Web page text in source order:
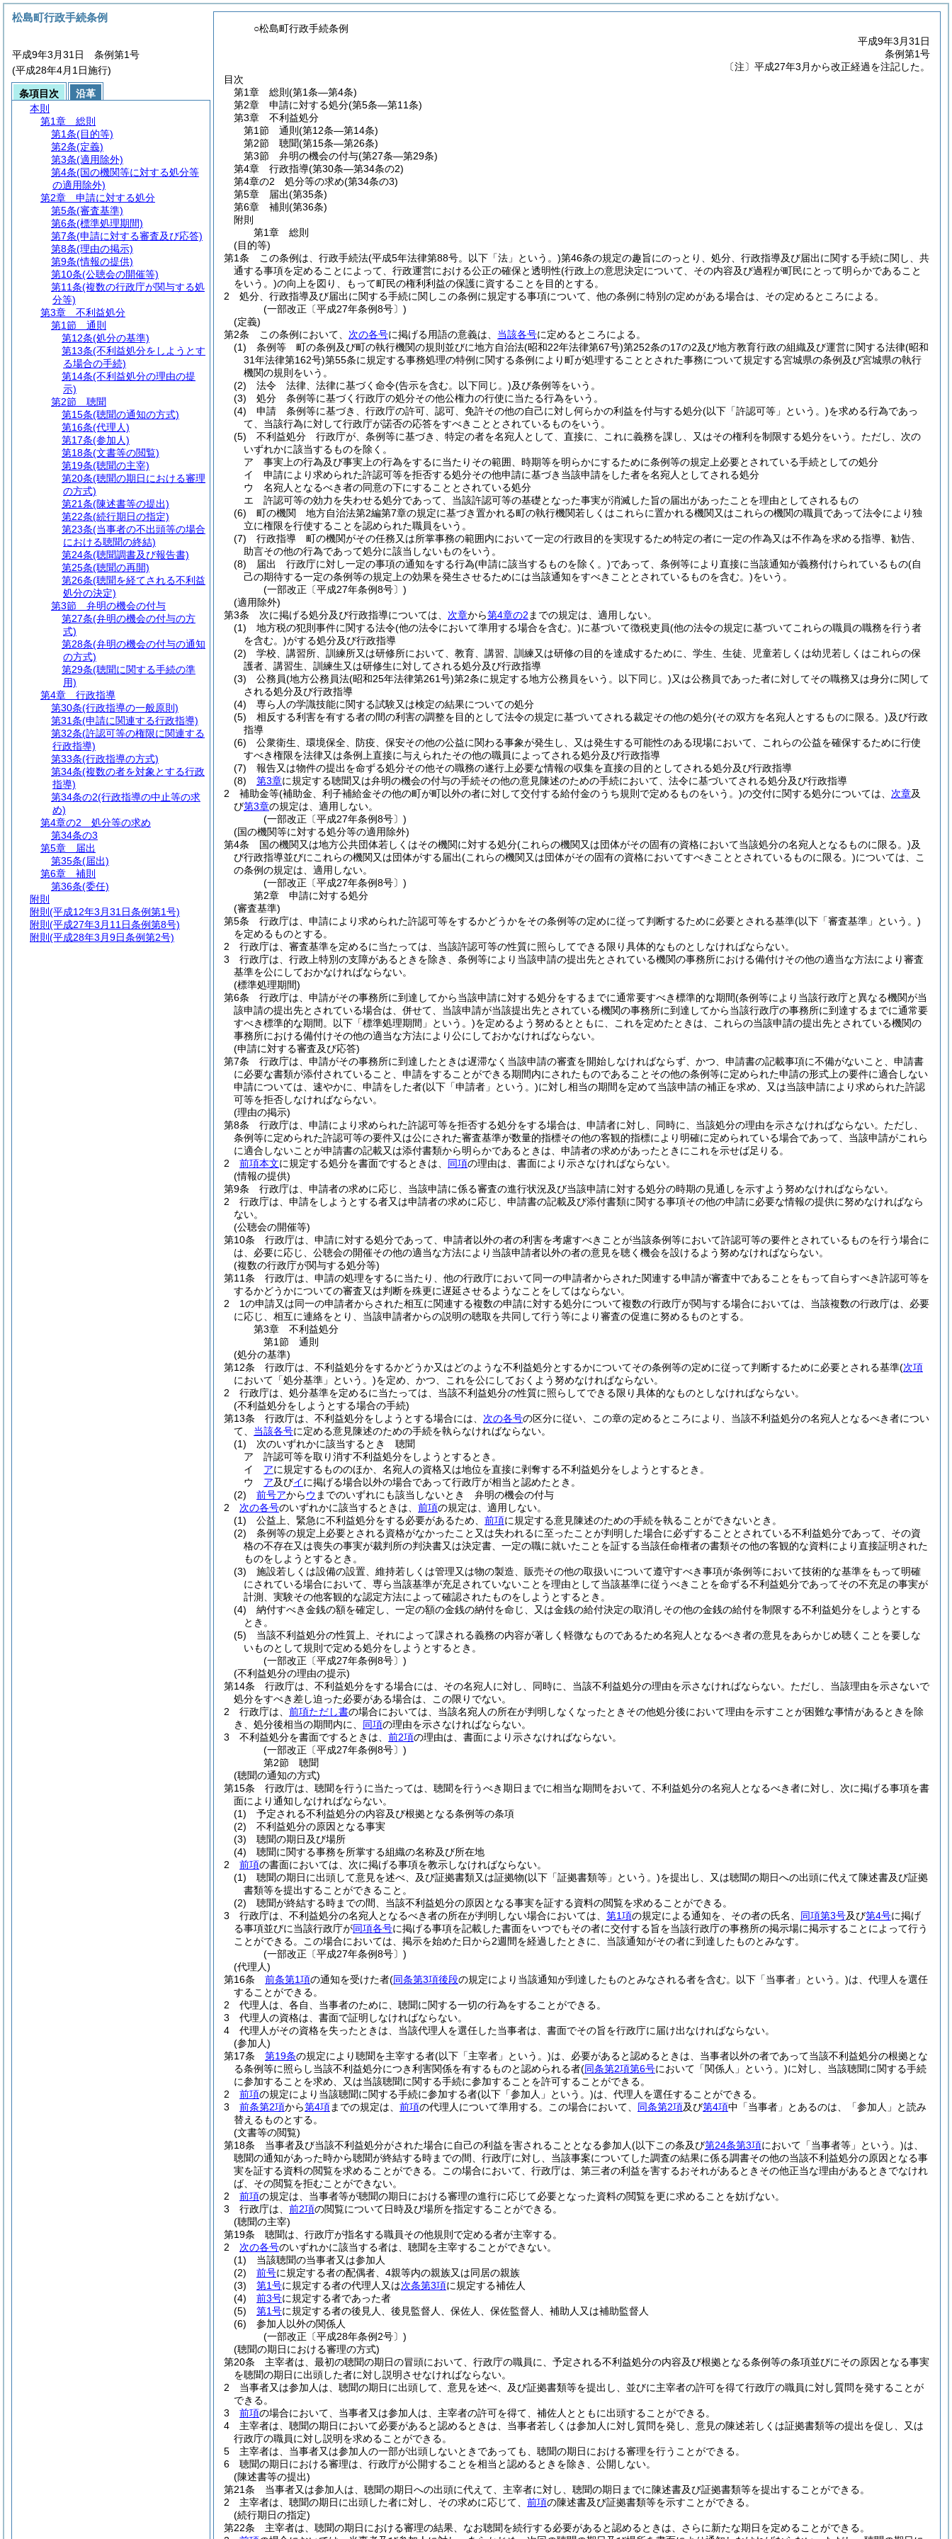
○松島町行政手続条例
平成9年3月31日
条例第1号
〔注〕平成27年3月から改正経過を注記した。
目次
第1章
総則 (第1条―第4条)
第2章
申請に対する処分(第5条―第11条)
第3章
不利益処分
第1節
通則 (第12条―第14条)
第2節
聴聞(第15条―第26条)
第3節
弁明の機会の付与(第27条―第29条)
第4章
行政指導(第30条―第34条の2)
第4章の2
処分等の求め(第34条の3)
第5章
届出(第35条)
第6章
補則 (第36条)
附則
第1章
総則
(目的等)
第1条
この条例は、行政手続法(平成5年法律第88号。以下「法」という。)第46条の規定の趣旨にのっとり、処分、行政指導及び届出に関する手続に関し、共
通する事項を定めることによって、行政運営における公正の確保と透明性(行政上の意思決定について、その内容及び過程が町民にとって明らかであること
をいう。)の向上を図り、もって町民の権利利益の保護に資することを目的とする。
2
処分、行政指導及び届出に関する手続に関しこの条例に規定する事項について、他の条例に特別の定めがある場合は、その定めるところによる。
(一部改正〔平成27年条例8号〕)
(定義)
第2条
この条例において、 次の各号に掲げる用語の意義は、 当該各号に定めるところによる。
(1)
条例等 町の条例及び町の執行機関の規則並びに地方自治法(昭和22年法律第67号)第252条の17の2及び地方教育行政の組織及び運営に関する法律(昭和
31年法律第162号)第55条に規定する事務処理の特例に関する条例により町が処理することとされた事務について規定する宮城県の条例及び宮城県の執行
機関の規則をいう。
(2)
法令 法律、法律に基づく命令(告示を含む。以下同じ。)及び条例等をいう。
(3)
処分 条例等に基づく行政庁の処分その他公権力の行使に当たる行為をいう。
(4)
申請 条例等に基づき、行政庁の許可、認可、免許その他の自己に対し何らかの利益を付与する処分(以下「許認可等」という。)を求める行為であっ
て、当該行為に対して行政庁が諾否の応答をすべきこととされているものをいう。
(5)
不利益処分 行政庁が、条例等に基づき、特定の者を名宛人として、直接に、これに義務を課し、又はその権利を制限する処分をいう。 ただし、次の
いずれかに該当するものを除く。
ア
事実上の行為及び事実上の行為をするに当たりその範囲、時期等を明らかにするために条例等の規定上必要とされている手続としての処分
イ
申請により求められた許認可等を拒否する処分その他申請に基づき当該申請をした者を名宛人としてされる処分
ウ
名宛人となるべき者の同意の下にすることとされている処分
エ
許認可等の効力を失わせる処分であって、当該許認可等の基礎となった事実が消滅した旨の届出があったことを理由としてされるもの
(6)
町の機関 地方自治法第2編第7章の規定に基づき置かれる町の執行機関若しくはこれらに置かれる機関又はこれらの機関の職員であって法令により独
立に権限を行使することを認められた職員をいう。
(7)
行政指導 町の機関がその任務又は所掌事務の範囲内において一定の行政目的を実現するため特定の者に一定の作為又は不作為を求める指導、勧告、
助言その他の行為であって処分に該当しないものをいう。
(8)
届出 行政庁に対し一定の事項の通知をする行為(申請に該当するものを除く。)であって、条例等により直接に当該通知が義務付けられているもの(自
己の期待する一定の条例等の規定上の効果を発生させるためには当該通知をすべきこととされているものを含む。)をいう。
(一部改正〔平成27年条例8号〕)
(適用除外)
第3条
次に掲げる処分及び行政指導については、 次章から第4章の2 までの規定は、適用しない。
(1)
地方税の犯則事件に関する法令(他の法令において準用する場合を含む。)に基づいて徴税吏員(他の法令の規定に基づいてこれらの職員の職務を行う者
を含む。)がする処分及び行政指導
(2)
学校、講習所、訓練所又は研修所において、教育、講習、訓練又は研修の目的を達成するために、学生、生徒、児童若しくは幼児若しくはこれらの保
護者、講習生、訓練生又は研修生に対してされる処分及び行政指導
(3)
公務員(地方公務員法(昭和25年法律第261号)第2条に規定する地方公務員をいう。以下同じ。)又は公務員であった者に対してその職務又は身分に関して
される処分及び行政指導
(4)
専ら人の学識技能に関する試験又は検定の結果についての処分
(5)
相反する利害を有する者の間の利害の調整を目的として法令の規定に基づいてされる裁定その他の処分(その双方を名宛人とするものに限る。)及び行政
指導
(6)
公衆衛生、環境保全、防疫、保安その他の公益に関わる事象が発生し、又は発生する可能性のある現場において、これらの公益を確保するために行使
すべき権限を法律又は条例上直接に与えられたその他の職員によってされる処分及び行政指導
(7)
報告又は物件の提出を命ずる処分その他その職務の遂行上必要な情報の収集を直接の目的としてされる処分及び行政指導
(8)
第3章に規定する聴聞又は弁明の機会の付与の手続その他の意見陳述のための手続において、法令に基づいてされる処分及び行政指導
2
補助金等(補助金、利子補給金その他の町が町以外の者に対して交付する給付金のうち規則で定めるものをいう。)の交付に関する処分については、 次章及
び第3章の規定は、適用しない。
(一部改正〔平成27年条例8号〕)
(国の機関等に対する処分等の適用除外)
第4条
国の機関又は地方公共団体若しくはその機関に対する処分(これらの機関又は団体がその固有の資格において当該処分の名宛人となるものに限る。)及
び行政指導並びにこれらの機関又は団体がする届出(これらの機関又は団体がその固有の資格においてすべきこととされているものに限る。)については、こ
の条例の規定は、適用しない。
(一部改正〔平成27年条例8号〕)
第2章
申請に対する処分
(審査基準)
第5条
行政庁は、申請により求められた許認可等をするかどうかをその条例等の定めに従って判断するために必要とされる基準(以下「審査基準」という。)
を定めるものとする。
2
行政庁は、審査基準を定めるに当たっては、当該許認可等の性質に照らしてできる限り具体的なものとしなければならない。
3
行政庁は、行政上特別の支障があるときを除き、条例等により当該申請の提出先とされている機関の事務所における備付けその他の適当な方法により審査
基準を公にしておかなければならない。
(標準処理期間)
第6条
行政庁は、申請がその事務所に到達してから当該申請に対する処分をするまでに通常要すべき標準的な期間(条例等により当該行政庁と異なる機関が当
該申請の提出先とされている場合は、併せて、当該申請が当該提出先とされている機関の事務所に到達してから当該行政庁の事務所に到達するまでに通常要
すべき標準的な期間。以下「標準処理期間」という。)を定めるよう努めるとともに、これを定めたときは、これらの当該申請の提出先とされている機関の
事務所における備付けその他の適当な方法により公にしておかなければならない。
(申請に対する審査及び応答)
第7条
行政庁は、申請がその事務所に到達したときは遅滞なく当該申請の審査を開始しなければならず、かつ、申請書の記載事項に不備がないこと、申請書
に必要な書類が添付されていること、申請をすることができる期間内にされたものであることその他の条例等に定められた申請の形式上の要件に適合しない
申請については、速やかに、申請をした者(以下「申請者」という。)に対し相当の期間を定めて当該申請の補正を求め、又は当該申請により求められた許認
可等を拒否しなければならない。
(理由の掲示)
第8条
行政庁は、申請により求められた許認可等を拒否する処分をする場合は、申請者に対し、同時に、当該処分の理由を示さなければならない。 ただし、
条例等に定められた許認可等の要件又は公にされた審査基準が数量的指標その他の客観的指標により明確に定められている場合であって、当該申請がこれら
に適合しないことが申請書の記載又は添付書類から明らかであるときは、申請者の求めがあったときにこれを示せば足りる。
2
前項本文に規定する処分を書面でするときは、 同項の理由は、書面により示さなければならない。
(情報の提供)
第9条
行政庁は、申請者の求めに応じ、当該申請に係る審査の進行状況及び当該申請に対する処分の時期の見通しを示すよう努めなければならない。
2
行政庁は、申請をしようとする者又は申請者の求めに応じ、申請書の記載及び添付書類に関する事項その他の申請に必要な情報の提供に努めなければなら
ない。
(公聴会の開催等)
第10条
行政庁は、申請に対する処分であって、申請者以外の者の利害を考慮すべきことが当該条例等において許認可等の要件とされているものを行う場合に
は、必要に応じ、公聴会の開催その他の適当な方法により当該申請者以外の者の意見を聴く機会を設けるよう努めなければならない。
(複数の行政庁が関与する処分等)
第11条
行政庁は、申請の処理をするに当たり、他の行政庁において同一の申請者からされた関連する申請が審査中であることをもって自らすべき許認可等を
するかどうかについての審査又は判断を殊更に遅延させるようなことをしてはならない。
2
1の申請又は同一の申請者からされた相互に関連する複数の申請に対する処分について複数の行政庁が関与する場合においては、当該複数の行政庁は、必要
に応じ、相互に連絡をとり、当該申請者からの説明の聴取を共同して行う等により審査の促進に努めるものとする。
第3章
不利益処分
第1節
通則
(処分の基準)
第12条
行政庁は、不利益処分をするかどうか又はどのような不利益処分とするかについてその条例等の定めに従って判断するために必要とされる基準(次項
において「処分基準」という。)を定め、かつ、これを公にしておくよう努めなければならない。
2
行政庁は、処分基準を定めるに当たっては、当該不利益処分の性質に照らしてできる限り具体的なものとしなければならない。
(不利益処分をしようとする場合の手続)
第13条
行政庁は、不利益処分をしようとする場合には、 次の各号の区分に従い、この章の定めるところにより、当該不利益処分の名宛人となるべき者につい
て、 当該各号に定める意見陳述のための手続を執らなければならない。
(1)
次のいずれかに該当するとき 聴聞
ア
許認可等を取り消す不利益処分をしようとするとき。
イ
アに規定するもののほか、名宛人の資格又は地位を直接に剥奪する不利益処分をしようとするとき。
ウ
ア及びイに掲げる場合以外の場合であって行政庁が相当と認めたとき。
(2)
前号アからウ までのいずれにも該当しないとき 弁明の機会の付与
2
次の各号のいずれかに該当するときは、 前項の規定は、適用しない。
(1)
公益上、緊急に不利益処分をする必要があるため、 前項に規定する意見陳述のための手続を執ることができないとき。
(2)
条例等の規定上必要とされる資格がなかったこと又は失われるに至ったことが判明した場合に必ずすることとされている不利益処分であって、その資
格の不存在又は喪失の事実が裁判所の判決書又は決定書、一定の職に就いたことを証する当該任命権者の書類その他の客観的な資料により直接証明された
ものをしようとするとき。
(3)
施設若しくは設備の設置、維持若しくは管理又は物の製造、販売その他の取扱いについて遵守すべき事項が条例等において技術的な基準をもって明確
にされている場合において、専ら当該基準が充足されていないことを理由として当該基準に従うべきことを命ずる不利益処分であってその不充足の事実が
計測、実験その他客観的な認定方法によって確認されたものをしようとするとき。
(4)
納付すべき金銭の額を確定し、一定の額の金銭の納付を命じ、又は金銭の給付決定の取消しその他の金銭の給付を制限する不利益処分をしようとする
とき。
(5)
当該不利益処分の性質上、それによって課される義務の内容が著しく軽微なものであるため名宛人となるべき者の意見をあらかじめ聴くことを要しな
いものとして規則で定める処分をしようとするとき。
(一部改正〔平成27年条例8号〕)
(不利益処分の理由の提示)
第14条
行政庁は、不利益処分をする場合には、その名宛人に対し、同時に、当該不利益処分の理由を示さなければならない。 ただし、当該理由を示さないで
処分をすべき差し迫った必要がある場合は、この限りでない。
2
行政庁は、 前項ただし書の場合においては、当該名宛人の所在が判明しなくなったときその他処分後において理由を示すことが困難な事情があるときを除
き、処分後相当の期間内に、 同項の理由を示さなければならない。
3
不利益処分を書面でするときは、 前2項の理由は、書面により示さなければならない。
(一部改正〔平成27年条例8号〕)
第2節
聴聞
(聴聞の通知の方式)
第15条
行政庁は、聴聞を行うに当たっては、聴聞を行うべき期日までに相当な期間をおいて、不利益処分の名宛人となるべき者に対し、次に掲げる事項を書
面により通知しなければならない。
(1)
予定される不利益処分の内容及び根拠となる条例等の条項
(2)
不利益処分の原因となる事実
(3)
聴聞の期日及び場所
(4)
聴聞に関する事務を所掌する組織の名称及び所在地
2
前項の書面においては、次に掲げる事項を教示しなければならない。
(1)
聴聞の期日に出頭して意見を述べ、及び証拠書類又は証拠物(以下「証拠書類等」という。)を提出し、又は聴聞の期日への出頭に代えて陳述書及び証拠
書類等を提出することができること。
(2)
聴聞が終結する時までの間、当該不利益処分の原因となる事実を証する資料の閲覧を求めることができる。
3
行政庁は、不利益処分の名宛人となるべき者の所在が判明しない場合においては、 第1項の規定による通知を、その者の氏名、 同項第3号及び第4号に掲げ
る事項並びに当該行政庁が同項各号に掲げる事項を記載した書面をいつでもその者に交付する旨を当該行政庁の事務所の掲示場に掲示することによって行う
ことができる。
この場合においては、掲示を始めた日から2週間を経過したときに、当該通知がその者に到達したものとみなす。
(一部改正〔平成27年条例8号〕)
(代理人)
第16条
前条第1項の通知を受けた者(同条第3項後段の規定により当該通知が到達したものとみなされる者を含む。以下「当事者」という。)は、代理人を選任
することができる。
2
代理人は、各自、当事者のために、聴聞に関する一切の行為をすることができる。
3
代理人の資格は、書面で証明しなければならない。
4
代理人がその資格を失ったときは、当該代理人を選任した当事者は、書面でその旨を行政庁に届け出なければならない。
(参加人)
第17条
第19条の規定により聴聞を主宰する者(以下「主宰者」という。)は、必要があると認めるときは、当事者以外の者であって当該不利益処分の根拠とな
る条例等に照らし当該不利益処分につき利害関係を有するものと認められる者(同条第2項第6号において「関係人」という。)に対し、当該聴聞に関する手続
に参加することを求め、又は当該聴聞に関する手続に参加することを許可することができる。
2
前項の規定により当該聴聞に関する手続に参加する者(以下「参加人」という。)は、代理人を選任することができる。
3
前条第2項から第4項までの規定は、 前項の代理人について準用する。 この場合において、 同条第2項及び第4項中「当事者」とあるのは、「参加人」と読み
替えるものとする。
(文書等の閲覧)
第18条
当事者及び当該不利益処分がされた場合に自己の利益を害されることとなる参加人(以下この条及び第24条第3項において「当事者等」という。)は、
聴聞の通知があった時から聴聞が終結する時までの間、行政庁に対し、当該事案についてした調査の結果に係る調書その他の当該不利益処分の原因となる事
実を証する資料の閲覧を求めることができる。
この場合において、行政庁は、第三者の利益を害するおそれがあるときその他正当な理由があるときでなけれ
ば、その閲覧を拒むことができない。
2
前項の規定は、当事者等が聴聞の期日における審理の進行に応じて必要となった資料の閲覧を更に求めることを妨げない。
3
行政庁は、 前2項の閲覧について日時及び場所を指定することができる。
(聴聞の主宰)
第19条
聴聞は、行政庁が指名する職員その他規則で定める者が主宰する。
2
次の各号のいずれかに該当する者は、聴聞を主宰することができない。
(1)
当該聴聞の当事者又は参加人
(2)
前号に規定する者の配偶者、4親等内の親族又は同居の親族
(3)
第1号に規定する者の代理人又は次条第3項に規定する補佐人
(4)
前3号に規定する者であった者
(5)
第1号に規定する者の後見人、後見監督人、保佐人、保佐監督人、補助人又は補助監督人
(6)
参加人以外の関係人
(一部改正〔平成28年条例2号〕)
(聴聞の期日における審理の方式)
第20条
主宰者は、最初の聴聞の期日の冒頭において、行政庁の職員に、予定される不利益処分の内容及び根拠となる条例等の条項並びにその原因となる事実
を聴聞の期日に出頭した者に対し説明させなければならない。
2
当事者又は参加人は、聴聞の期日に出頭して、意見を述べ、及び証拠書類等を提出し、並びに主宰者の許可を得て行政庁の職員に対し質問を発することが
できる。
3
前項の場合において、当事者又は参加人は、主宰者の許可を得て、補佐人とともに出頭することができる。
4
主宰者は、聴聞の期日において必要があると認めるときは、当事者若しくは参加人に対し質問を発し、意見の陳述若しくは証拠書類等の提出を促し、又は
行政庁の職員に対し説明を求めることができる。
5
主宰者は、当事者又は参加人の一部が出頭しないときであっても、聴聞の期日における審理を行うことができる。
6
聴聞の期日における審理は、行政庁が公開することを相当と認めるときを除き、公開しない。
(陳述書等の提出)
第21条
当事者又は参加人は、聴聞の期日への出頭に代えて、主宰者に対し、聴聞の期日までに陳述書及び証拠書類等を提出することができる。
2
主宰者は、聴聞の期日に出頭した者に対し、その求めに応じて、 前項の陳述書及び証拠書類等を示すことができる。
(続行期日の指定)
第22条
主宰者は、聴聞の期日における審理の結果、なお聴聞を続行する必要があると認めるときは、さらに新たな期日を定めることができる。
松島町行政手続条例
平成9年3月31日 条例第1号
(平成28年4月1日施行)
条項目次
沿革
本則
第1章
総則
第1条(目的等)
第2条(定義)
第3条(適用除外)
第4条(国の機関等に対する処分等
の適用除外)
第2章
申請に対する処分
第5条(審査基準)
第6条(標準処理期間)
第7条(申請に対する審査及び応答)
第8条(理由の掲示)
第9条(情報の提供)
第10条(公聴会の開催等)
第11条(複数の行政庁が関与する処
分等)
第3章
不利益処分
第1節
通則
第12条(処分の基準)
第13条(不利益処分をしようとす
る場合の手続)
第14条(不利益処分の理由の提
示)
第2節
聴聞
第15条(聴聞の通知の方式)
第16条(代理人)
第17条(参加人)
第18条(文書等の閲覧)
第19条(聴聞の主宰)
第20条(聴聞の期日における審理
の方式)
第21条(陳述書等の提出)
第22条(続行期日の指定)
第23条(当事者の不出頭等の場合
における聴聞の終結)
第24条(聴聞調書及び報告書)
第25条(聴聞の再開)
第26条(聴聞を経てされる不利益
処分の決定)
第3節
弁明の機会の付与
第27条(弁明の機会の付与の方
式)
第28条(弁明の機会の付与の通知
の方式)
第29条(聴聞に関する手続の準
用)
第4章
行政指導
第30条(行政指導の一般原則)
第31条(申請に関連する行政指導)
第32条(許認可等の権限に関連する
行政指導)
第33条(行政指導の方式)
第34条(複数の者を対象とする行政
指導)
第34条の2(行政指導の中止等の求
め)
第4章の2
処分等の求め
第34条の3
第5章
届出
第35条(届出)
第6章
補則
第36条(委任)
附則
附則 (平成12年3月31日条例第1号)
附則 (平成27年3月11日条例第8号)
附則 (平成28年3月9日条例第2号)